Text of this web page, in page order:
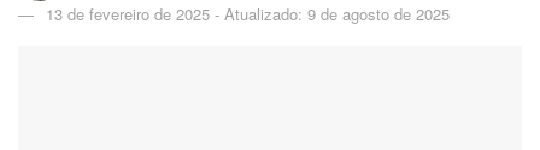
13 de fevereiro de 2025 - Atualizado: 9 de agosto de 2025